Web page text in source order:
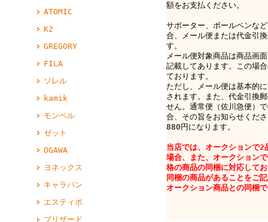
ATOMIC
K2
GREGORY
FILA
ソレル
kamik
モンベル
ゼット
OGAWA
ヨネックス
キャラバン
エスティボ
ブリザード
額をお支払ください。
サポーター、ボールペンな
合、メール便または代金引
す。
メール便対象商品は商品画
記載してあります。この場
ております。
ただし、メール便は基本的
されます。また、代金引換
せん。通常便（佐川急便）
合、その旨をお知らせくだ
880円になります。
当店では、オークションで2
場合、また、オークション
格の商品の同梱に対応して
同梱の商品があることをご
オークション商品との同梱